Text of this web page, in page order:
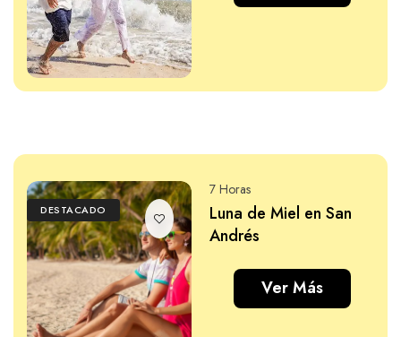
DESTACADO
7 Horas
Luna de Miel en San
Andrés
Ver Más